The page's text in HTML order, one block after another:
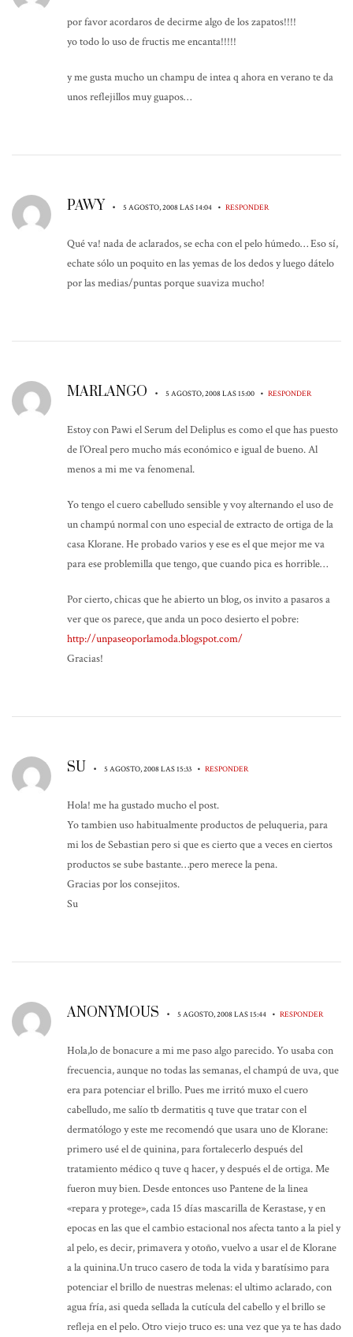
por favor acordaros de decirme algo de los zapatos!!!!
yo todo lo uso de fructis me encanta!!!!!
y me gusta mucho un champu de intea q ahora en verano te da
unos reflejillos muy guapos…
PAWY • 5 AGOSTO, 2008 LAS 14:04 • RESPONDER
Qué va! nada de aclarados, se echa con el pelo húmedo… Eso sí,
echate sólo un poquito en las yemas de los dedos y luego dátelo
por las medias/puntas porque suaviza mucho!
MARLANGO • 5 AGOSTO, 2008 LAS 15:00 • RESPONDER
Estoy con Pawi el Serum del Deliplus es como el que has puesto
de l’Oreal pero mucho más económico e igual de bueno. Al
menos a mi me va fenomenal.
Yo tengo el cuero cabelludo sensible y voy alternando el uso de
un champú normal con uno especial de extracto de ortiga de la
casa Klorane. He probado varios y ese es el que mejor me va
para ese problemilla que tengo, que cuando pica es horrible…
Por cierto, chicas que he abierto un blog, os invito a pasaros a
ver que os parece, que anda un poco desierto el pobre:
http://unpaseoporlamoda.blogspot.com/
Gracias!
SU • 5 AGOSTO, 2008 LAS 15:33 • RESPONDER
Hola! me ha gustado mucho el post.
Yo tambien uso habitualmente productos de peluqueria, para
mi los de Sebastian pero si que es cierto que a veces en ciertos
productos se sube bastante…pero merece la pena.
Gracias por los consejitos.
Su
ANONYMOUS • 5 AGOSTO, 2008 LAS 15:44 • RESPONDER
Hola,lo de bonacure a mi me paso algo parecido. Yo usaba con
frecuencia, aunque no todas las semanas, el champú de uva, que
era para potenciar el brillo. Pues me irritó muxo el cuero
cabelludo, me salío tb dermatitis q tuve que tratar con el
dermatólogo y este me recomendó que usara uno de Klorane:
primero usé el de quinina, para fortalecerlo después del
tratamiento médico q tuve q hacer, y después el de ortiga. Me
fueron muy bien. Desde entonces uso Pantene de la linea
«repara y protege», cada 15 días mascarilla de Kerastase, y en
epocas en las que el cambio estacional nos afecta tanto a la piel y
al pelo, es decir, primavera y otoño, vuelvo a usar el de Klorane
a la quinina.Un truco casero de toda la vida y baratísimo para
potenciar el brillo de nuestras melenas: el ultimo aclarado, con
agua fría, asi queda sellada la cutícula del cabello y el brillo se
refleja en el pelo. Otro viejo truco es: una vez que ya te has dado